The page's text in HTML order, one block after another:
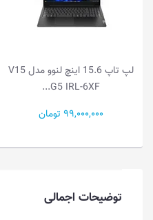
لپ تاپ 15.6 اینچ لنوو مدل V15
G5 IRL-6XF...
99,000,000 تومان
توضیحات اجمالی